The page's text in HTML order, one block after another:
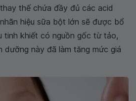
thế chứa đầy đủ các acid
hiệu sữa bột lớn sẽ được bổ
tinh khiết có nguồn gốc từ tảo,
dưỡng này đã làm tăng mức giá